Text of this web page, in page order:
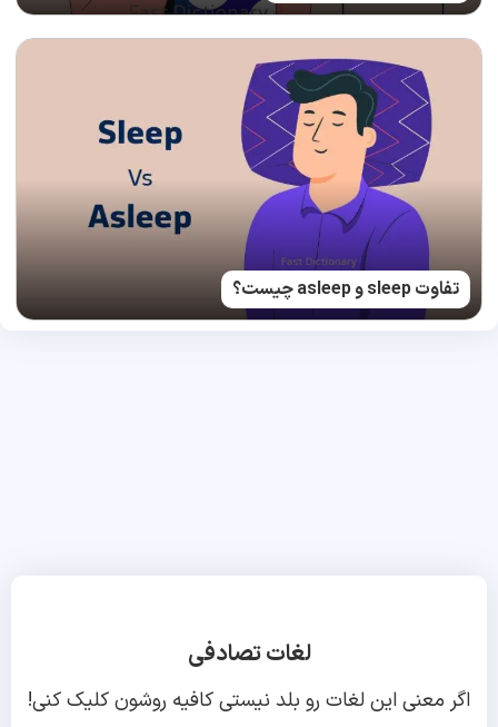
تفاوت sleep و asleep چیست؟
لغات تصادفی
اگر معنی این لغات رو بلد نیستی کافیه روشون کلیک کنی!